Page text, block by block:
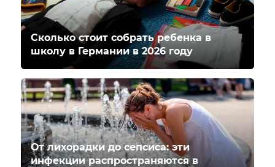
Сколько стоит собрать ребенка в
школу в Германии в 2026 году
От лихорадки до сепсиса: эти
инфекции распространяются в